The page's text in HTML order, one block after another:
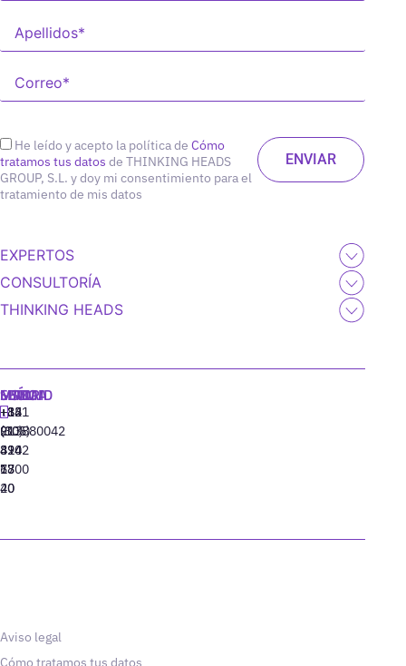
He leído y acepto la política de Cómo
tratamos tus datos de THINKING HEADS
GROUP, S.L. y doy mi consentimiento para el
tratamiento de mis datos
EXPERTOS
CONSULTORÍA
THINKING HEADS
MADRID
+34
91
310
77
40
MIAMI
+1
(305)
424
13
20
SEÚL
+82
(10)
8942
6800
LISBOA
‪+351
213880042
Aviso legal
Cómo tratamos tus datos